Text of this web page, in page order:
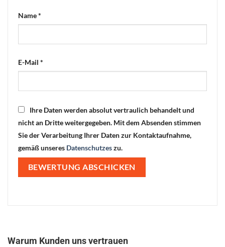
Name*
E-Mail *
Ihre Daten werden absolut vertraulich behandelt und
nicht an Dritte weitergegeben. Mit dem Absenden stimmen
Sie der Verarbeitung Ihrer Daten zur Kontaktaufnahme,
gemäß unseres Datenschutzeszu.
Warum Kunden uns vertrauen